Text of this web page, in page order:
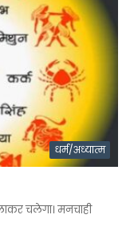
धर्म/अध्यात्म
चलेगा। मनचाही